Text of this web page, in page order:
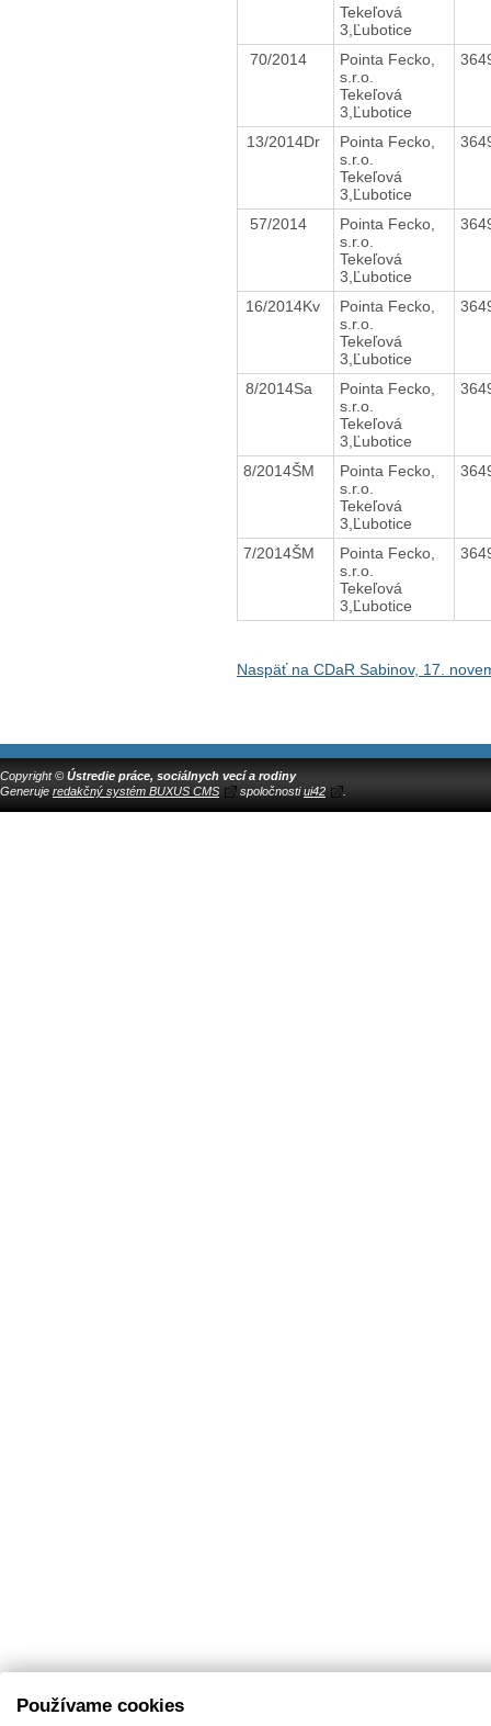
Tekeľová
3,Ľubotice
70/2014
Pointa Fecko,
s.r.o.
Tekeľová
3,Ľubotice
13/2014Dr
Pointa Fecko,
s.r.o.
Tekeľová
3,Ľubotice
57/2014
Pointa Fecko,
s.r.o.
Tekeľová
3,Ľubotice
16/2014Kv
Pointa Fecko,
s.r.o.
Tekeľová
3,Ľubotice
8/2014Sa
Pointa Fecko,
s.r.o.
Tekeľová
3,Ľubotice
8/2014ŠM
Pointa Fecko,
s.r.o.
Tekeľová
3,Ľubotice
7/2014ŠM
Pointa Fecko,
s.r.o.
Tekeľová
3,Ľubotice
Naspäť na CDaR Sabinov, 17.
Copyright © Ústredie práce, sociálnych vecí a rodiny
Generuje redakčný systém BUXUS CMS spoločnostiui42
Používame cookies